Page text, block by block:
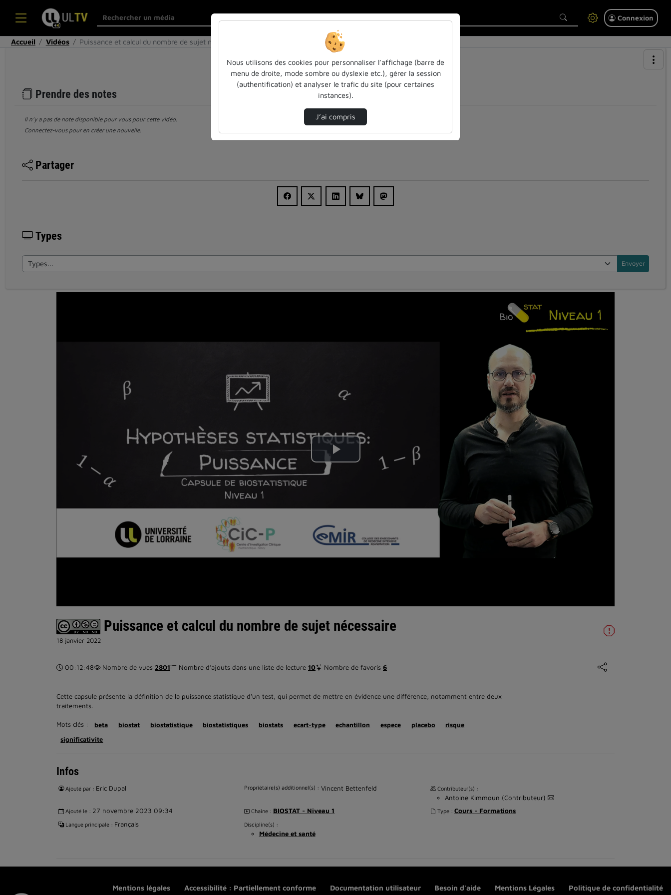
Connexion
Accueil Vidéos Puissance et calcul du nombre de sujet néces…
Prendre des notes
Il n’y a pas de note disponible pour vous pour cette vidéo.
Connectez-vous pour en créer une nouvelle.
Partager
Types
Lire
vidéo
Puissance et calcul du nombre de sujet nécessaire
18 janvier 2022
Durée :
00:12:48 Nombre de vues 2801 Nombre d’ajouts dans une liste de lecture 10 Nombre de favoris 6
Cette capsule présente la définition de la puissance statistique d'un test, qui permet de mettre en évidence une différence, notamment entre deux
traitements.
Mots clés : beta biostat biostatistique biostatistiques biostats ecart-type echantillon espece placebo
risque
significativite
Infos
Ajouté par : Eric Dupal Propriétaire(s) additionnel(s) : Vincent Bettenfeld Contributeur(s) :
Antoine Kimmoun (Contributeur)
Ajouté le : 27 novembre 2023 09:34 Chaîne : BIOSTAT - Niveau 1 Type : Cours - Formations
Langue principale : Français Discipline(s) :
Médecine et santé
Mentions légales Accessibilité : Partiellement conforme Documentation utilisateur Besoin d'aide Mentions Légales Politique de confidentialité
Nous utilisons des cookies pour personnaliser l’affichage (barre de
menu de droite, mode sombre ou dyslexie etc.), gérer la session
(authentification) et analyser le trafic du site (pour certaines
instances).
J’ai compris